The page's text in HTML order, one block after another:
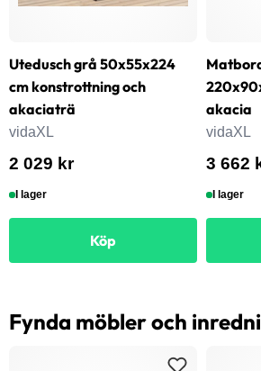
Utedusch grå 50x55x224
cm konstrottning och
akaciaträ
vidaXL
2 029 kr
I lager
Köp
akacia
vidaXL
3 662
I lager
Fynda möbler och